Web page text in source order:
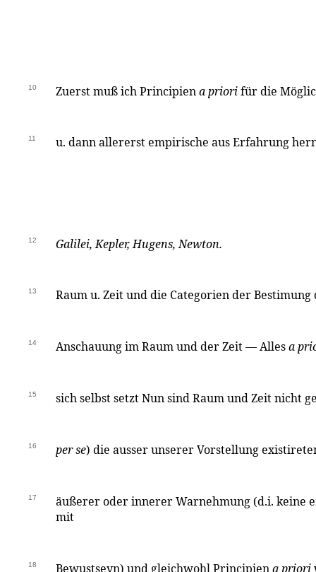
10 Zuerst muß ich Principiena priorifür die
11 u. dann allererst empirische aus Erfahrung
12 Galilei,Kepler,Hugens,Newton.
13 Raum u. Zeit und die Categorien der
14 Anschauung im Raum und der Zeit — Allesa
15 sich selbst setzt Nun sind Raum und Zeit nicht
16 per se) die ausser unserer Vorstellung
17
äußerer oder innerer Warnehmung (d.i. keine
mit
18 Bewustseyn) und gleichwohl Principien a priori